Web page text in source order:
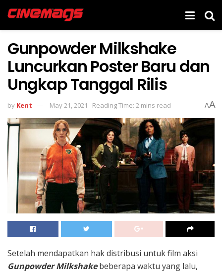
Gunpowder Milkshake
Luncurkan Poster Baru dan
Ungkap Tanggal Rilis
by Kent May 21, 2021 Reading Time: 2 mins read AA
Setelah mendapatkan hak distribusi untuk film aksi
Gunpowder Milkshakebeberapa waktu yang lalu,